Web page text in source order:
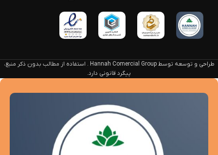
طراحی و توسعه توسط Hannah Comercial Group . استفاده از مطالب بدون ذکر منبع،
پیگرد قانونی دارد.